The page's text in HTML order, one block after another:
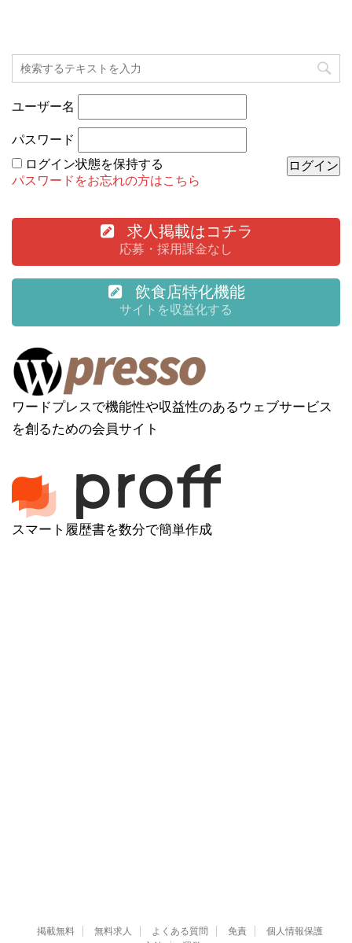
ユーザー名
パスワード
ログイン状態を保持する
パスワードをお忘れの方はこちら
求人掲載はコチラ
応募・採用課金なし
飲食店特化機能
サイトを収益化する
ワードプレスで機能性や収益性のあるウェブサービス
を創るための会員サイト
スマート履歴書を数分で簡単作成
掲載無料 無料求人 よくある質問 免責
個人情報保護